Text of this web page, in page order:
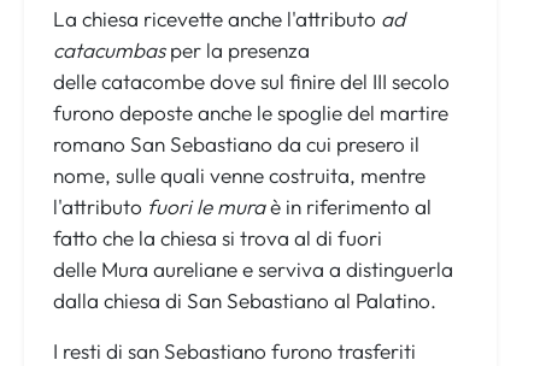
La chiesa ricevette anche l'attributo ad
catacumbasper la presenza
delle catacombe dove sul finire del III secolo
furono deposte anche le spoglie del martire
romano San Sebastiano da cui presero il
nome, sulle quali venne costruita, mentre
l'attributo fuori le muraè in riferimento al
fatto che la chiesa si trova al di fuori
delle Mura aureliane e serviva a distinguerla
dalla chiesa di San Sebastiano al Palatino.
I resti di san Sebastiano furono trasferiti